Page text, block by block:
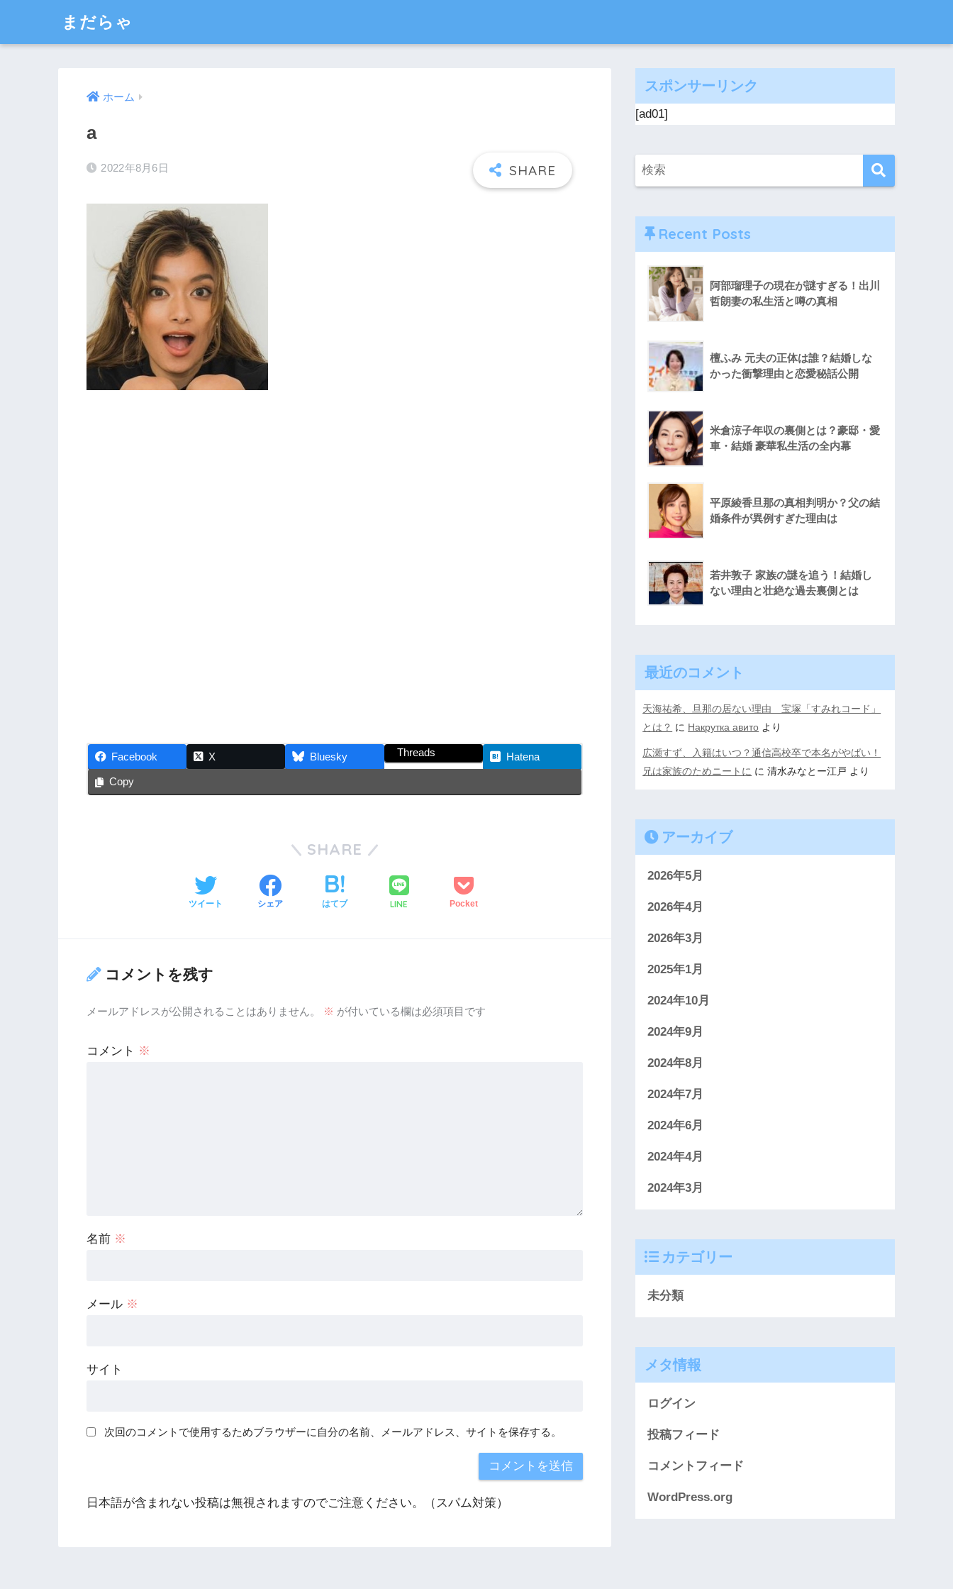
まだらゃ
ホーム
a
2022年8月6日
Facebook X Bluesky Threads Hatena
Copy
SHARE
ツイート シェア はてブ LINE Pocket
コメントを残す
メールアドレスが公開されることはありません。 ※ が付いている欄は必須項目です
コメント ※
名前 ※
メール ※
サイト
次回のコメントで使用するためブラウザーに自分の名前、メールアドレス、サイトを保存する。
日本語が含まれない投稿は無視されますのでご注意ください。（スパム対策）
スポンサーリンク
[ad01]
Recent Posts
阿部瑠理子の現在が謎すぎる！出川
哲朗妻の私生活と噂の真相
檀ふみ 元夫の正体は誰？結婚しな
かった衝撃理由と恋愛秘話公開
米倉涼子年収の裏側とは？豪邸・愛
車・結婚 豪華私生活の全内幕
平原綾香旦那の真相判明か？父の結
婚条件が異例すぎた理由は
若井敦子 家族の謎を追う！結婚し
ない理由と壮絶な過去裏側とは
最近のコメント
天海祐希、旦那の居ない理由 宝塚「すみれコード」
とは？ に Накрутка авито より
広瀬すず、入籍はいつ？通信高校卒で本名がやばい！
兄は家族のためニートに に清水みなとー江戸 より
アーカイブ
2026年5月
2026年4月
2026年3月
2025年1月
2024年10月
2024年9月
2024年8月
2024年7月
2024年6月
2024年4月
2024年3月
カテゴリー
未分類
メタ情報
ログイン
投稿フィード
コメントフィード
WordPress.org